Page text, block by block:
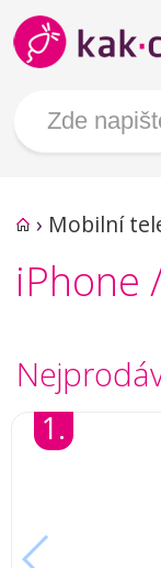
› Mobilní
iPhone
1.